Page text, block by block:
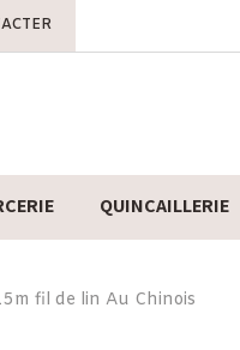
QUINCAILLERIE
fil de lin Au Chinois